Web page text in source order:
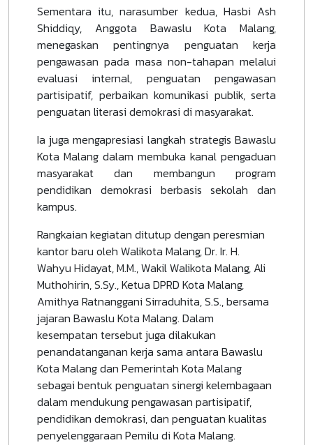
Sementara itu, narasumber kedua, Hasbi Ash
Shiddiqy, Anggota Bawaslu Kota Malang,
menegaskan pentingnya penguatan kerja
pengawasan pada masa non-tahapan melalui
evaluasi internal, penguatan pengawasan
partisipatif, perbaikan komunikasi publik, serta
penguatan literasi demokrasi di masyarakat.
Ia juga mengapresiasi langkah strategis Bawaslu
Kota Malang dalam membuka kanal pengaduan
masyarakat dan membangun program
pendidikan demokrasi berbasis sekolah dan
kampus.
Rangkaian kegiatan ditutup dengan peresmian
kantor baru oleh Walikota Malang, Dr. Ir. H.
Wahyu Hidayat, M.M., Wakil Walikota Malang, Ali
Muthohirin, S.Sy., Ketua DPRD Kota Malang,
Amithya Ratnanggani Sirraduhita, S.S., bersama
jajaran Bawaslu Kota Malang. Dalam
kesempatan tersebut juga dilakukan
penandatanganan kerja sama antara Bawaslu
Kota Malang dan Pemerintah Kota Malang
sebagai bentuk penguatan sinergi kelembagaan
dalam mendukung pengawasan partisipatif,
pendidikan demokrasi, dan penguatan kualitas
penyelenggaraan Pemilu di Kota Malang.